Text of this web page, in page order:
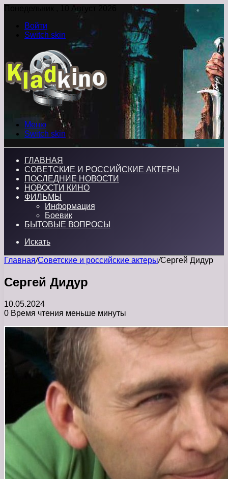
Понедельник , 10 Август 2026
Войти
Switch skin
Меню
Switch skin
ГЛАВНАЯ
СОВЕТСКИЕ И РОССИЙСКИЕ АКТЕРЫ
ПОСЛЕДНИЕ НОВОСТИ
НОВОСТИ КИНО
ФИЛЬМЫ
Информация
Боевик
БЫТОВЫЕ ВОПРОСЫ
Искать
Главная/Советские и российские актеры/Сергей Дидур
Сергей Дидур
10.05.2024
0 Время чтения меньше минуты